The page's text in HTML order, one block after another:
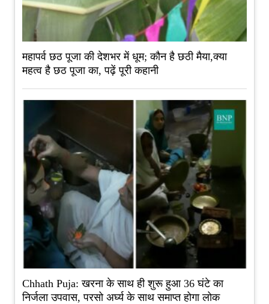
महापर्व छठ पूजा की देशभर में धूम; कौन है छठी मैया,क्या
महत्व है छठ पूजा का, पढ़ें पूरी कहानी
Chhath Puja: खरना के साथ ही शुरू हुआ 36 घंटे का
निर्जला उपवास, परसो अर्घ्य के साथ समाप्त होगा लोक